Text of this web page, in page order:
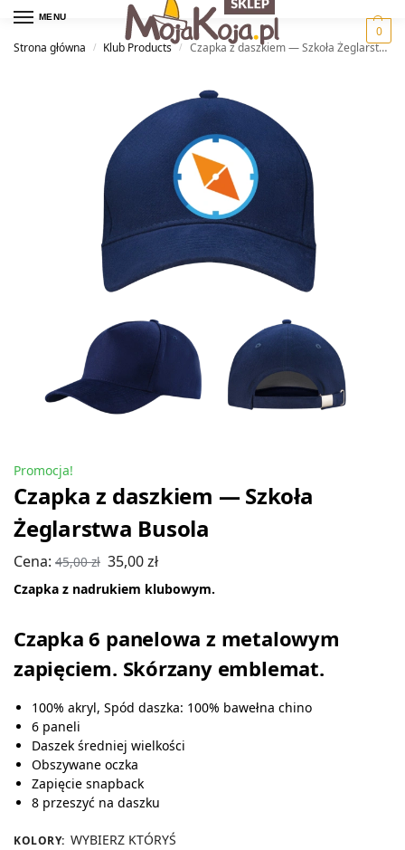
MENU
0
Strona główna
/ Klub Products / Czapka z daszkiem — Szkoła Żeglarstwa Busola
Promocja!
Czapka z daszkiem — Szkoła
Żeglarstwa Busola
Cena: 45,00zł 35,00zł
Czapka z nadrukiem klubowym.
Czapka 6 panelowa z metalowym
zapięciem. Skórzany emblemat.
100% akryl, Spód daszka: 100% bawełna chino
6 paneli
Daszek średniej wielkości
Obszywane oczka
Zapięcie snapback
8 przeszyć na daszku
KOLORY: WYBIERZ KTÓRYŚ